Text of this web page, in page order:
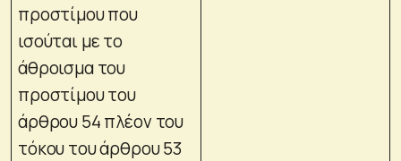
προστίμου που
ισούται με το
άθροισμα του
προστίμου του
άρθρου 54 πλέον του
τόκου του άρθρου 53